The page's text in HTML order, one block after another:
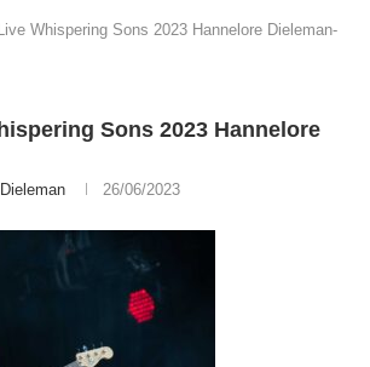
Whispering Sons 2023 Hannelore Dieleman-
Sons 2023 Hannelore
26/06/2023